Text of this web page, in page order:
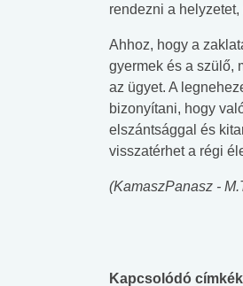
rendezni a
Ahhoz, hogy a
gyermek és a szülő,
az ügyet. A
bizonyítani, hogy
elszántsággal és
visszatérhet a régi
(KamaszPanasz -
Kapcsolódó címkék